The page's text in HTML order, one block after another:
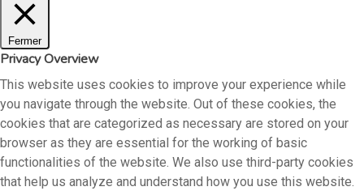
Développez
Financez
Les experts
Fermer
Privacy Overview
This website uses cookies to improve your experience while
you navigate through the website. Out of these cookies, the
cookies that are categorized as necessary are stored on your
browser as they are essential for the working of basic
functionalities of the website. We also use third-party cookies
that help us analyze and understand how you use this website.